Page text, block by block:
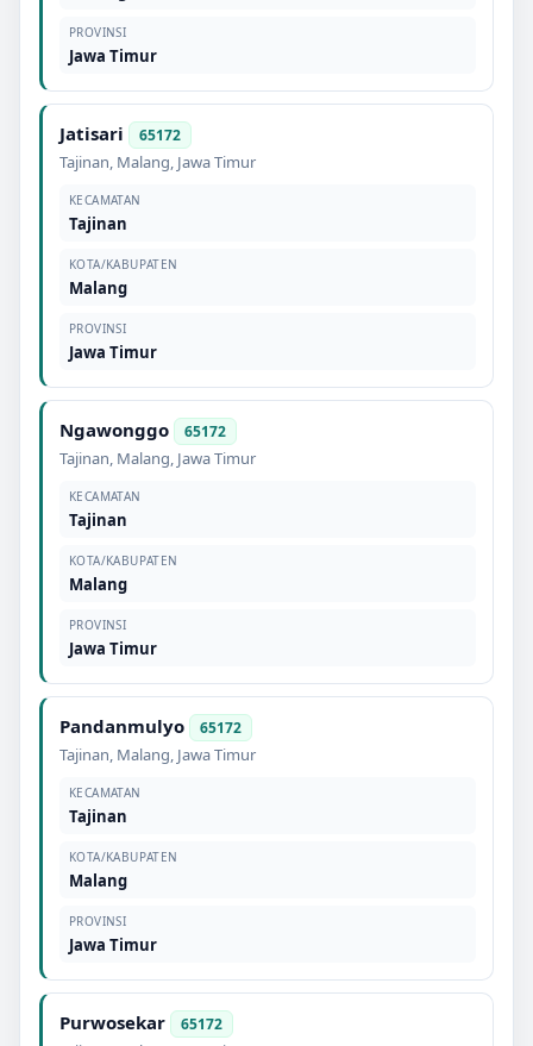
PROVINSI
Jawa Timur
Jatisari 65172
Tajinan, Malang, Jawa Timur
KECAMATAN
Tajinan
KOTA/KABUPATEN
Malang
PROVINSI
Jawa Timur
Ngawonggo 65172
Tajinan, Malang, Jawa Timur
KECAMATAN
Tajinan
KOTA/KABUPATEN
Malang
PROVINSI
Jawa Timur
Pandanmulyo 65172
Tajinan, Malang, Jawa Timur
KECAMATAN
Tajinan
KOTA/KABUPATEN
Malang
PROVINSI
Jawa Timur
Purwosekar 65172